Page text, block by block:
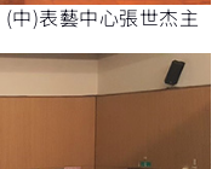
中)表藝中心張世杰主